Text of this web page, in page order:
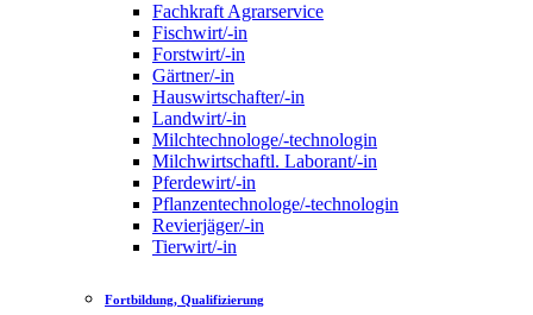
Fachkraft Agrarservice
Fischwirt/-in
Forstwirt/-in
Gärtner/-in
Hauswirtschafter/-in
Landwirt/-in
Milchtechnologe/-technologin
Milchwirtschaftl. Laborant/-in
Pferdewirt/-in
Pflanzentechnologe/-technologin
Revierjäger/-in
Tierwirt/-in
Fortbildung, Qualifizierung